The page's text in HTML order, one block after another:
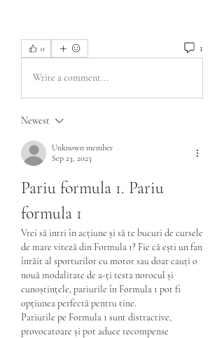
0 1
Write a comment...
Newest
Unknown member
Sep 23, 2023
Pariu formula 1. Pariu
formula 1
Vrei să intri în acțiune și să te bucuri de cursele
de mare viteză din Formula 1? Fie că ești un fan
înrăit al sporturilor cu motor sau doar cauți o
nouă modalitate de a-ți testa norocul și
cunoștințele, pariurile în Formula 1 pot fi
opțiunea perfectă pentru tine.
Pariurile pe Formula 1 sunt distractive,
provocatoare și pot aduce recompense